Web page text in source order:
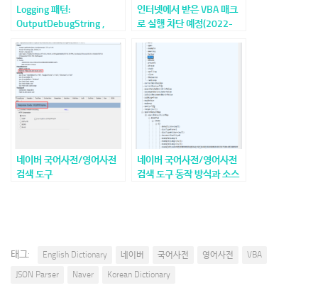
Logging 패턴:
OutputDebugString ,
인터넷에서 받은 VBA 매크
로 실행 차단 예정(2022-
네이버 국어사전/영어사전
검색 도구
네이버 국어사전/영어사전
검색 도구 동작 방식과 소스
태그: English Dictionary 네이버 국어사전 영어사전
VBA
JSON Parser
Naver Korean Dictionary